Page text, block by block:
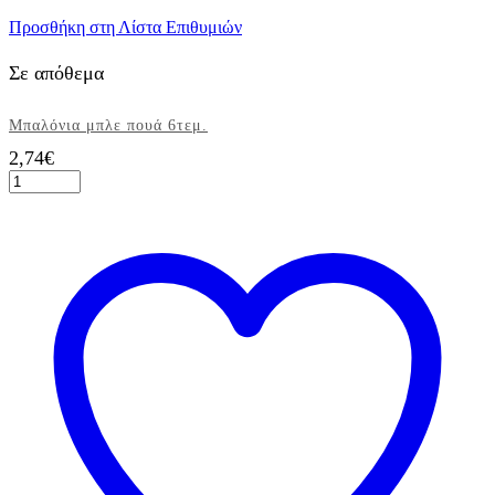
Προσθήκη στη Λίστα Επιθυμιών
Σε απόθεμα
Μπαλόνια μπλε πουά 6τεμ.
2,74€
Μπαλόνια
μπλε